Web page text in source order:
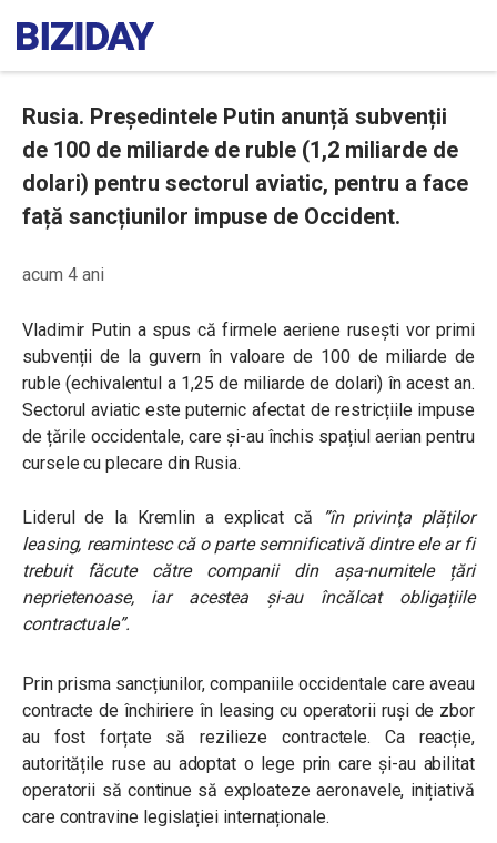
Rusia. Președintele Putin anunță subvenții
de 100 de miliarde de ruble (1,2 miliarde de
dolari) pentru sectorul aviatic, pentru a face
față sancțiunilor impuse de Occident.
acum 4 ani
Vladimir Putin a spus că firmele aeriene rusești vor primi
subvenții de la guvern în valoare de 100 de miliarde de
ruble (echivalentul a 1,25 de miliarde de dolari) în acest an.
Sectorul aviatic este puternic afectat de restricțiile impuse
de țările occidentale, care și-au închis spațiul aerian pentru
cursele cu plecare din Rusia.
Liderul de la Kremlin a explicat că
”în privinţa plăților
leasing, reamintesc că o parte semnificativă dintre ele ar fi
trebuit făcute către companii din așa-numitele țări
neprietenoase, iar acestea și-au încălcat obligațiile
contractuale”.
Prin prisma sancțiunilor, companiile occidentale care aveau
contracte de închiriere în leasing cu operatorii ruși de zbor
au fost forțate să rezilieze contractele. Ca reacție,
autoritățile ruse au adoptat o lege prin care și-au abilitat
operatorii să continue să exploateze aeronavele, inițiativă
care contravine legislației internaționale.